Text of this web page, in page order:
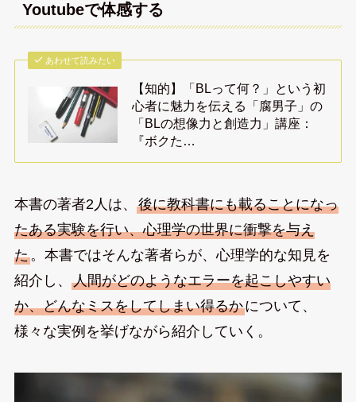
Youtubeで体感する
あわせて読みたい
【知的】「BLって何？」という初
心者に魅力を伝える「腐男子」の
「BLの想像力と創造力」講座：
『ボクた…
本書の著者2人は、 後に教科書にも載ることになっ
たある実験を行い、心理学の世界に衝撃を与え
た。本書ではそんな著者らが、心理学的な知見を
紹介し、 人間がどのようなエラーを起こしやすい
か、どんなミスをしてしまい得るかについて、
様々な実例を挙げながら紹介していく。